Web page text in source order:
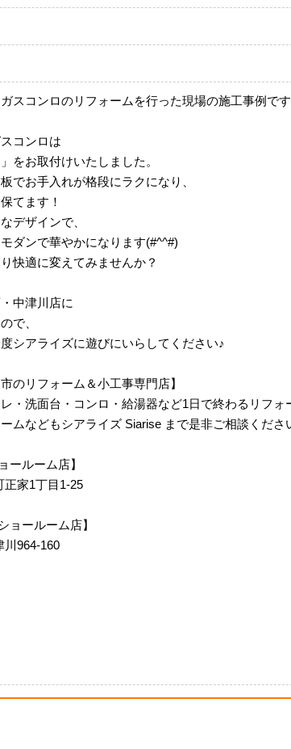
スコンロのリフォームを行った現場の施工事例で
コンロは
をお取付けいたしました。
でお手入れが格段にラクになり、
てます！
デザインで、
ダンで華やかになります(#^^#)
快適に変えてみませんか？
中津川店に
で、
シアライズに遊びにいらしてください♪
のリフォーム＆小工事専門店】
・洗面台・コンロ・給湯器など1日で終わるリフォ
ムなどもシアライズ Siarise まで是非ご相談くださ
ールーム店】
正家1丁目1-25
ョールーム店】
川964-160